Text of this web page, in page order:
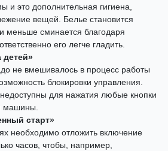
и это дополнительная гигиена,
вещей. Белье становится
меньше сминается благодаря
его легче гладить.
детей»
не вмешивалось в процесс работы
блокировки управления.
для нажатия любые кнопки
машины.
старт»
необходимо отложить включение
часов, чтобы, например,